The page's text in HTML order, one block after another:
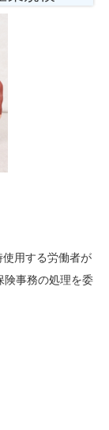
用する労働者が
険事務の処理を委